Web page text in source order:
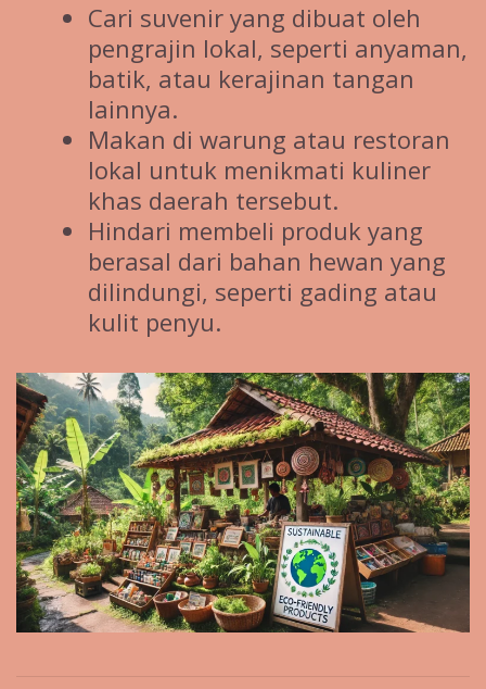
Cari suvenir yang dibuat oleh
pengrajin lokal, seperti anyaman,
batik, atau kerajinan tangan
lainnya.
Makan di warung atau restoran
lokal untuk menikmati kuliner
khas daerah tersebut.
Hindari membeli produk yang
berasal dari bahan hewan yang
dilindungi, seperti gading atau
kulit penyu.